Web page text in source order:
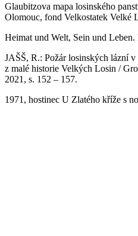
Glaubitzova mapa losinského
Olomouc, fond Velkostatek Velké
Heimat und Welt, Sein und Leben.
JAŠŠ, R.: Požár losinských lázní
z malé historie Velkých Losin /
2021, s. 152 – 157.
1971, hostinec U Zlatého kříže s